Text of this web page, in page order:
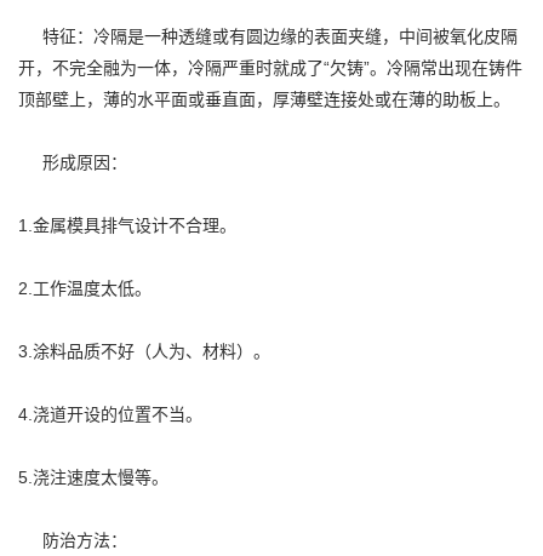
特征：冷隔是一种透缝或有圆边缘的表面夹缝，中间被氧化皮隔
开，不完全融为一体，冷隔严重时就成了“欠铸”。冷隔常出现在铸件
顶部壁上，薄的水平面或垂直面，厚薄壁连接处或在薄的助板上。
形成原因：
1.金属模具排气设计不合理。
2.工作温度太低。
3.涂料品质不好（人为、材料）。
4.浇道开设的位置不当。
5.浇注速度太慢等。
防治方法：